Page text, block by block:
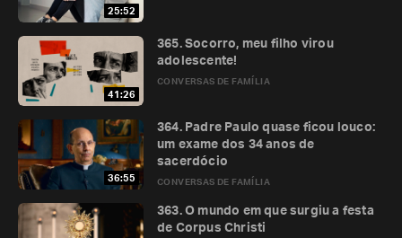
25:52
41:26
CONVERSAS DE FAMÍLIA
365. Socorro, meu filho virou
adolescente!
36:55 CONVERSAS DE FAMÍLIA
364. Padre Paulo quase ficou louco:
um exame dos 34 anos de
sacerdócio
363. O mundo em que surgiu a festa
de Corpus Christi